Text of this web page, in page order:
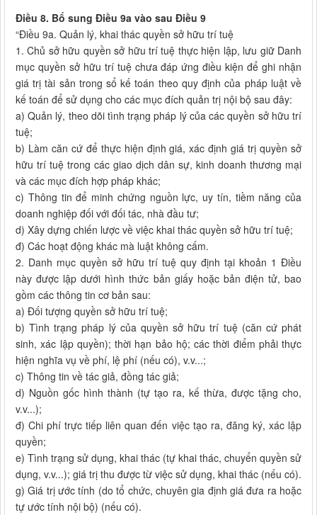
Điều 8. Bổ sung Điều 9a vào sau Điều 9
“Điều 9a. Quản lý, khai thác quyền sở hữu trí tuệ
1. Chủ sở hữu quyền sở hữu trí tuệ thực hiện lập, lưu giữ Danh
mục quyền sở hữu trí tuệ chưa đáp ứng điều kiện để ghi nhận
giá trị tài sản trong sổ kế toán theo quy định của pháp luật về
kế toán để sử dụng cho các mục đích quản trị nội bộ sau đây:
a) Quản lý, theo dõi tình trạng pháp lý của các quyền sở hữu trí
tuệ;
b) Làm căn cứ để thực hiện định giá, xác định giá trị quyền sở
hữu trí tuệ trong các giao dịch dân sự, kinh doanh thương mại
và các mục đích hợp pháp khác;
c) Thông tin để minh chứng nguồn lực, uy tín, tiềm năng của
doanh nghiệp đối với đối tác, nhà đầu tư;
d) Xây dựng chiến lược về việc khai thác quyền sở hữu trí tuệ;
đ) Các hoạt động khác mà luật không cấm.
2. Danh mục quyền sở hữu trí tuệ quy định tại khoản 1 Điều
này được lập dưới hình thức bản giấy hoặc bản điện tử, bao
gồm các thông tin cơ bản sau:
a) Đối tượng quyền sở hữu trí tuệ;
b) Tình trạng pháp lý của quyền sở hữu trí tuệ (căn cứ phát
sinh, xác lập quyền); thời hạn bảo hộ; các thời điểm phải thực
hiện nghĩa vụ về phí, lệ phí (nếu có), v.v...;
c) Thông tin về tác giả, đồng tác giả;
d) Nguồn gốc hình thành (tự tạo ra, kế thừa, được tặng cho,
v.v...);
đ) Chi phí trực tiếp liên quan đến việc tạo ra, đăng ký, xác lập
quyền;
e) Tình trạng sử dụng, khai thác (tự khai thác, chuyển quyền sử
dụng, v.v...); giá trị thu được từ việc sử dụng, khai thác (nếu có).
g) Giá trị ước tính (do tổ chức, chuyên gia định giá đưa ra hoặc
tự ước tính nội bộ) (nếu có).